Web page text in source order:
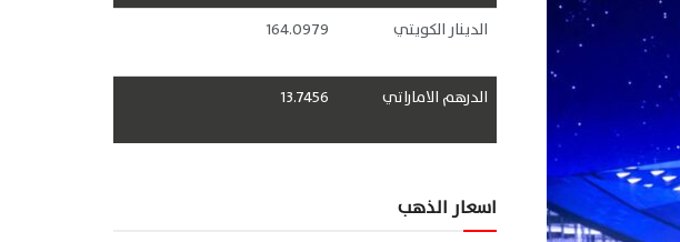
الدينار الكويتي
164.0979
الدرهم الاماراتي 13.7456
اسعار الذهب